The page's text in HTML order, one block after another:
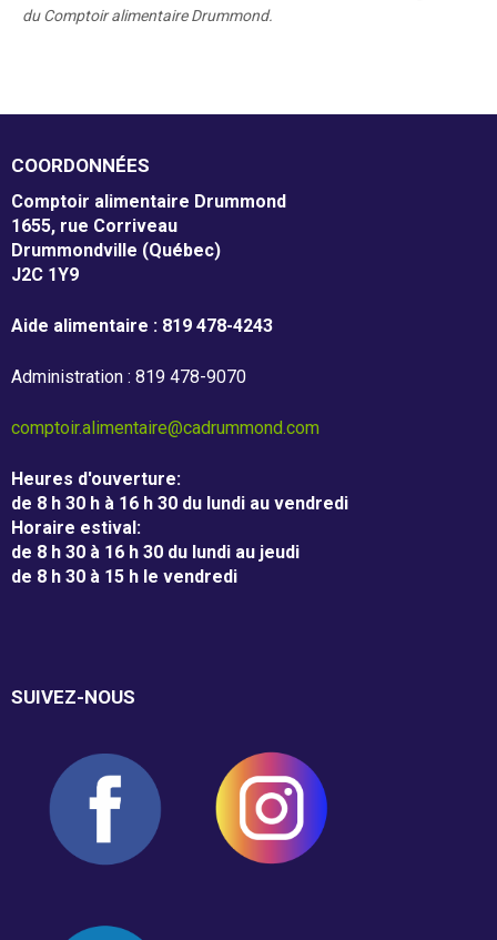
Nos partenaires
Activités de financement -
campagne annuelle
Tirage en Entreprises
Guignolée
Règlements
du Comptoir alimentaire Drummond.
COORDONNÉES
Comptoir alimentaire Drummond
1655, rue Corriveau
Drummondville (Québec)
J2C 1Y9
Aide alimentaire : 819 478-4243
Administration : 819 478-9070
comptoir.alimentaire@cadrummond.com
Heures d'ouverture:
de 8 h 30 h à 16 h 30 du lundi au vendredi
Horaire estival :
de 8 h 30 à 16 h 30 du lundi au jeudi
de 8 h 30 à 15 h le vendredi
SUIVEZ-NOUS